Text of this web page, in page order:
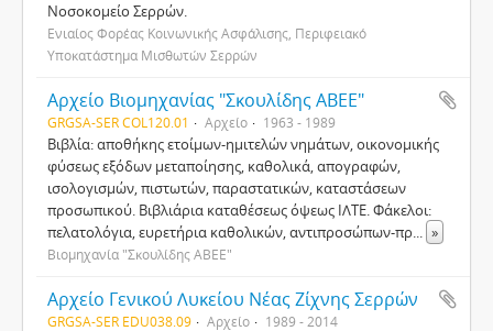
Νοσοκομείο Σερρών.
Ενιαίος Φορέας Κοινωνικής Ασφάλισης, Περιφειακό
Υποκατάστημα Μισθωτών Σερρών
Αρχείο Βιομηχανίας "Σκουλίδης ΑΒΕΕ"
GRGSA-SER COL120.01 Αρχείο 1963 - 1989
Βιβλία: αποθήκης ετοίμων-ημιτελών νημάτων, οικονομικής
φύσεως εξόδων μεταποίησης, καθολικά, απογραφών,
ισολογισμών, πιστωτών, παραστατικών, καταστάσεων
προσωπικού. Βιβλιάρια καταθέσεως όψεως ΙΛΤΕ. Φάκελοι:
πελατολόγια, ευρετήρια καθολικών, αντιπροσώπων-πρ... »
Βιομηχανία "Σκουλίδης ΑΒΕΕ"
Αρχείο Γενικού Λυκείου Νέας Ζίχνης Σερρών
GRGSA-SER EDU038.09 Αρχείο 1989 - 2014